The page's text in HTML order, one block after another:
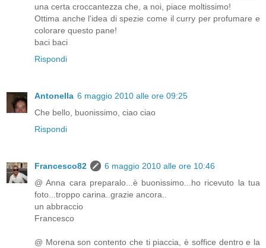
una certa croccantezza che, a noi, piace moltissimo!
Ottima anche l'idea di spezie come il curry per profumare e
colorare questo pane!
baci baci
Rispondi
Antonella 6 maggio 2010 alle ore 09:25
Che bello, buonissimo, ciao ciao
Rispondi
Francesco82
6 maggio 2010 alle ore 10:46
@ Anna cara preparalo...è buonissimo...ho ricevuto la tua
foto...troppo carina..grazie ancora..
un abbraccio
Francesco
@ Morena son contento che ti piaccia, è soffice dentro e la